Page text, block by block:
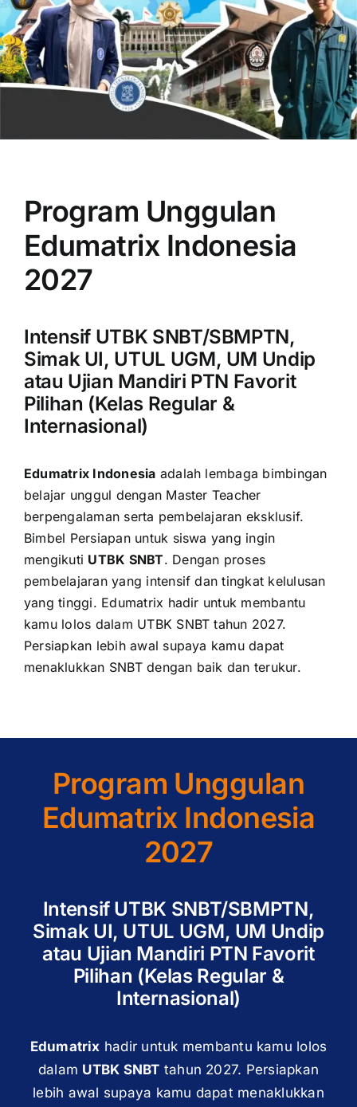
OUR PROGRAM
CONTACT US
Program Unggulan
Edumatrix Indonesia
2027
Intensif UTBK SNBT/SBMPTN,
Simak UI, UTUL UGM, UM Undip
atau Ujian Mandiri PTN Favorit
Pilihan (Kelas Regular &
Internasional)
Edumatrix Indonesia adalah lembaga bimbingan
belajar unggul dengan Master Teacher
berpengalaman serta pembelajaran eksklusif.
Bimbel Persiapan untuk siswa yang ingin
mengikuti UTBK SNBT. Dengan proses
pembelajaran yang intensif dan tingkat kelulusan
yang tinggi. Edumatrix hadir untuk membantu
kamu lolos dalam UTBK SNBT tahun 2027.
Persiapkan lebih awal supaya kamu dapat
menaklukkan SNBT dengan baik dan terukur.
Program Unggulan
Edumatrix Indonesia
2027
Intensif UTBK SNBT/SBMPTN,
Simak UI, UTUL UGM, UM Undip
atau Ujian Mandiri PTN Favorit
Pilihan (Kelas Regular &
Internasional)
Edumatrix hadir untuk membantu kamu lolos
dalam UTBK SNBT tahun 2027. Persiapkan
lebih awal supaya kamu dapat menaklukkan